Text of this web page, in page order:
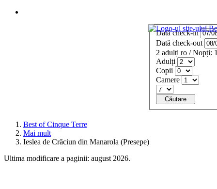
Dată check-in
Dată check-out
2 adulți ro / Nopți:
Adulți
Copii
Camere
Căutare
Best of Cinque Terre
Mai mult
Ieslea de Crăciun din Manarola (Presepe)
Ultima modificare a paginii: august 2026.